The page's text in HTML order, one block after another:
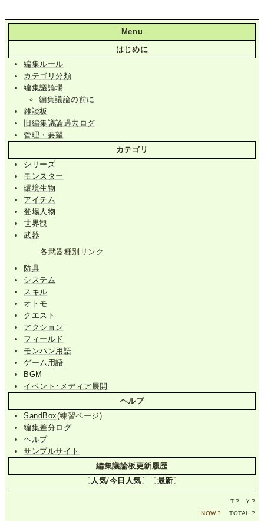
Menu
はじめに
編集ルール
カテゴリ分類
編集議論場
編集議論の前に
雑談板
旧編集議論過去ログ
管理・要望
カテゴリ
シリーズ
モンスター
環境生物
アイテム
登場人物
世界観
武器
各武器種別リンク
防具
システム
スキル
オトモ
クエスト
アクション
フィールド
モンハン用語
ゲーム用語
BGM
イベント･メディア展開
ヘルプ
SandBox(練習ページ)
編集差分ログ
ヘルプ
サンプルサイト
編集議論板更新履歴
〔 人気/今日人気 〕〔 最新 〕
T.? Y.?
NOW.? TOTAL.?